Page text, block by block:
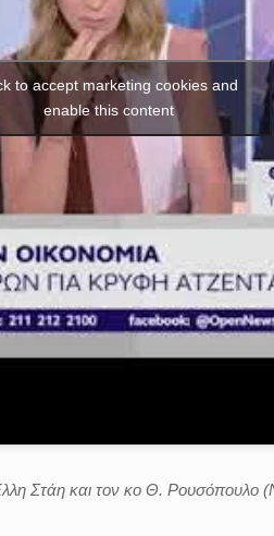
to accept marketing cookies and
enable this content
Στάη και τον κο Θ. Ρουσόπουλο